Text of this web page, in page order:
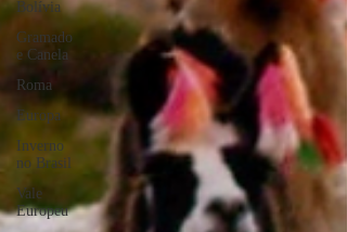
Bolívia
Gramado
e Canela
Roma
Europa
Inverno
no Brasil
Vale
Europeu